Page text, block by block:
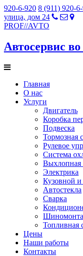
920-6-920 8 (911) 920-
улица, дом 24
PROF//AVTO
Автосервис
Главная
О нас
Услуги
Двигатель
Коробка
Подвеска
Тормозная
Рулевое
Система
Выхлопная
Электрика
Кузовной
Автостекла
Сварка
Топливная
Цены
Наши работы
Контакты